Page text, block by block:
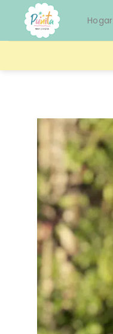
contenido
Hogar